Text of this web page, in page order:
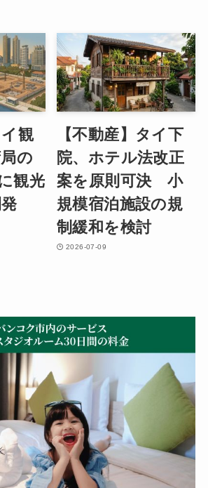
イ観
の
観光
発
【不動産】タイ下
院、ホテル法改正
案を原則可決 小
規模宿泊施設の規
制緩和を検討
2026-07-09